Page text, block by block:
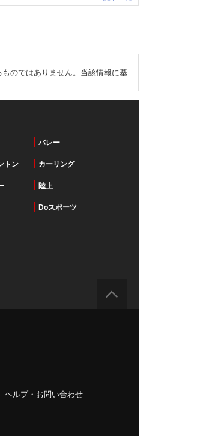
のではありません。当該情報に基
バレー
トン カーリング
陸上
Doスポーツ
- ヘルプ・お問い合わせ